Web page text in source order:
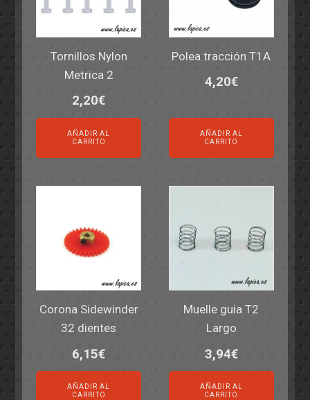
Tornillos Nylon
Metrica 2
2,20€
AÑADIR AL
CARRITO
Polea tracción T1A
4,20€
AÑADIR AL
CARRITO
Corona Sidewinder
32 dientes
6,15€
AÑADIR AL
CARRITO
Muelle guia T2
Largo
3,94€
AÑADIR AL
CARRITO